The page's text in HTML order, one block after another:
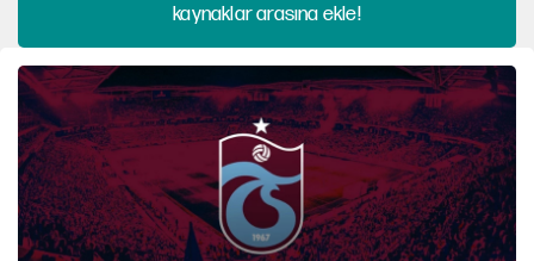
kaynaklar arasına ekle!